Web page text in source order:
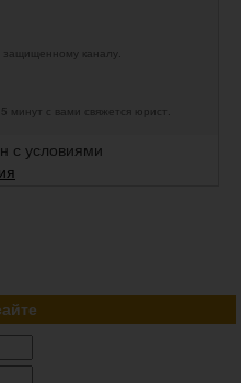
каналу.
минут с вами свяжется юрист.
с условиями